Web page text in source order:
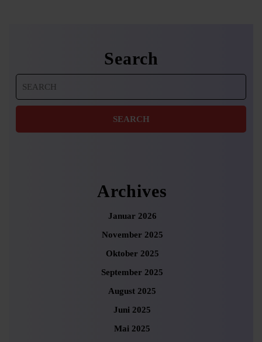
Search
for:
Archives
Januar 2026
November 2025
Oktober 2025
September 2025
August 2025
Juni 2025
Mai 2025